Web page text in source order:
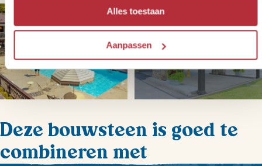
Alles toestaan
Aanpassen
Deze bouwsteen is goed te
combineren met